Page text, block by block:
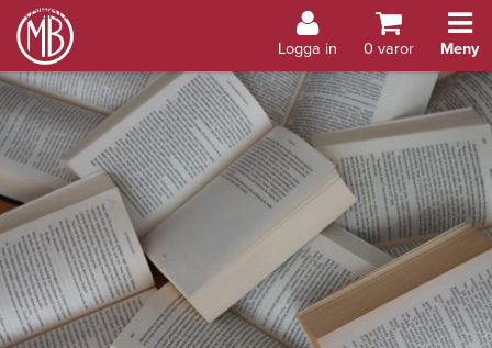
Åland
Logga in 0 varor Meny